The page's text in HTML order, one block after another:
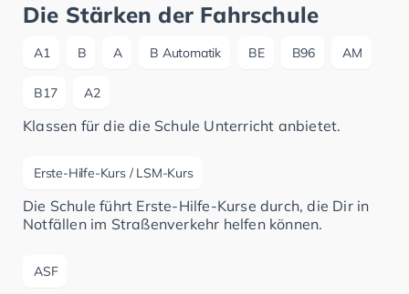
Die Stärken der Fahrschule
A1 B A B Automatik BE B96 AM
B17 A2
Klassen für die die Schule Unterricht anbietet.
Erste-Hilfe-Kurs / LSM-Kurs
Die Schule führt Erste-Hilfe-Kurse durch, die Dir in
Notfällen im Straßenverkehr helfen können.
ASF